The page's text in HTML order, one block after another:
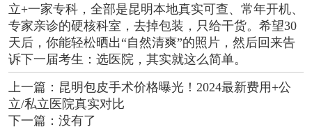
立+一家专科，全部是昆明本地真实可查、常年开机、
专家亲诊的硬核科室，去掉包装，只给干货。希望30
天后，你能轻松晒出“自然清爽”的照片，然后回来告
诉下一届考生：选医院，其实就这么简单。
上一篇： 昆明包皮手术价格曝光！2024最新费用+公
立/私立医院真实对比
下一篇：没有了